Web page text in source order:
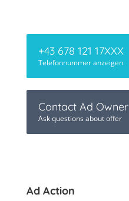
+43 678 121 17XXX
Telefonnummer anzeigen
Contact Ad Owner
Ask questions about offer
Ad Action